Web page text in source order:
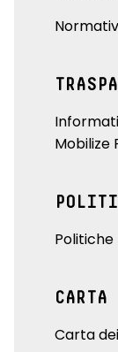
Mobilize
Carta